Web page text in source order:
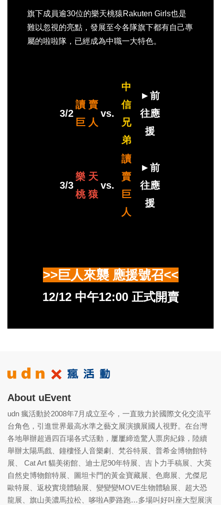
旗下成員逾30位的樂天桃猿Rakuten Girls也是
難以忽視的亮點，發展至今各隊旗下都有自己專
屬的啦啦隊，已經成為中職一大特色。
3/2
讀 賣
巨 人
vs.
中
信
兄
弟
►前
往應
援
3/3
樂 天
桃 猿
vs.
讀
賣
巨
人
►前
往應
援
>>巨人來襲 應援號召<<
12/12 中午12:00 正式開賣
About uEvent
udn 瘋活動於2008年7月成立至今，一直致力於國際文化交流平
台角色，引進世界最高水準之藝文展演擴展國人視野。在台灣
各地舉辦超過四百場各式活動，屢屢締造驚人票房紀錄，陸續
舉辦太陽馬戲、鐘樓怪人音樂劇、梵谷特展、普希金博物館特
展、 Cat Art 貓美術館、迪士尼90年特展、吉卜力手稿展、大英
自然史博物館特展、圖坦卡門的黃金寶藏展、色廊展、尤傑尼
歐特展、返校實境體驗展、變變變MOVE生物體驗展、超大恐
龍展、旗山美濃馬拉松、哆啦A夢路跑…多場叫好叫座大型展演